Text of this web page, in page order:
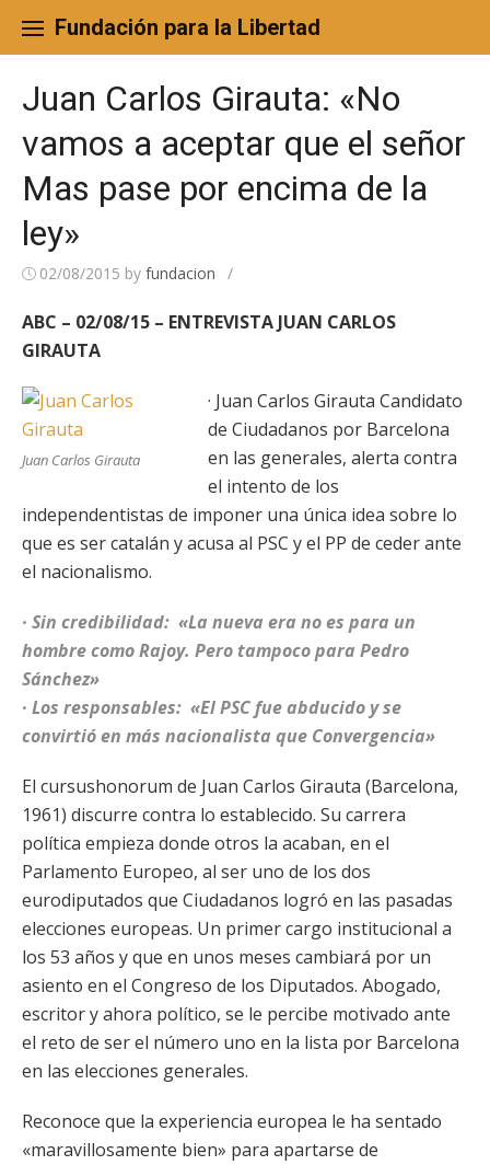
content
Fundación para la Libertad
Juan Carlos Girauta: «No
vamos a aceptar que el señor
Mas pase por encima de la
ley»
02/08/2015 by fundacion /
ABC – 02/08/15 – ENTREVISTA JUAN CARLOS
GIRAUTA
Juan Carlos Girauta
· Juan Carlos Girauta Candidato
de Ciudadanos por Barcelona
en las generales, alerta contra
el intento de los
independentistas de imponer una única idea sobre lo
que es ser catalán y acusa al PSC y el PP de ceder ante
el nacionalismo.
· Sin credibilidad: «La nueva era no es para un
hombre como Rajoy. Pero tampoco para Pedro
Sánchez»
· Los responsables: «El PSC fue abducido y se
convirtió en más nacionalista que Convergencia»
El cursushonorum de Juan Carlos Girauta (Barcelona,
1961) discurre contra lo establecido. Su carrera
política empieza donde otros la acaban, en el
Parlamento Europeo, al ser uno de los dos
eurodiputados que Ciudadanos logró en las pasadas
elecciones europeas. Un primer cargo institucional a
los 53 años y que en unos meses cambiará por un
asiento en el Congreso de los Diputados. Abogado,
escritor y ahora político, se le percibe motivado ante
el reto de ser el número uno en la lista por Barcelona
en las elecciones generales.
Reconoce que la experiencia europea le ha sentado
«maravillosamente bien» para apartarse de